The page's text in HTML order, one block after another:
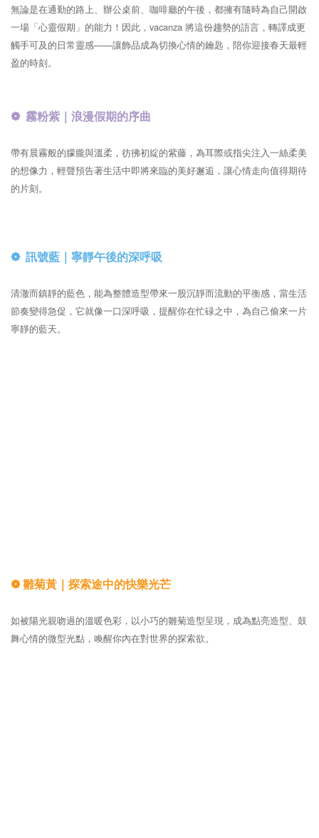
無論是在通勤的路上、辦公桌前、咖啡廳的午後，都擁有隨時為自己開啟
一場「心靈假期」的能力！因此，vacanza 將這份趨勢的語言，轉譯成更
觸手可及的日常靈感——讓飾品成為切換心情的鑰匙，陪你迎接春天最輕
盈的時刻。
❁ 霧粉紫｜浪漫假期的序曲
帶有晨霧般的朦朧與溫柔，彷彿初綻的紫藤，為耳際或指尖注入一絲柔美
的想像力，輕聲預告著生活中即將來臨的美好邂逅，讓心情走向值得期待
的片刻。
❁ 訊號藍｜寧靜午後的深呼吸
清澈而鎮靜的藍色，能為整體造型帶來一股沉靜而流動的平衡感，當生活
節奏變得急促，它就像一口深呼吸，提醒你在忙碌之中，為自己偷來一片
寧靜的藍天。
❁ 雛菊黃｜探索途中的快樂光芒
如被陽光親吻過的溫暖色彩，以小巧的雛菊造型呈現，成為點亮造型、鼓
舞心情的微型光點，喚醒你內在對世界的探索欲。